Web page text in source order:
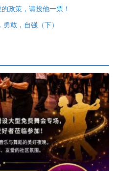
政策，请投他一票！
敢，自强（下）